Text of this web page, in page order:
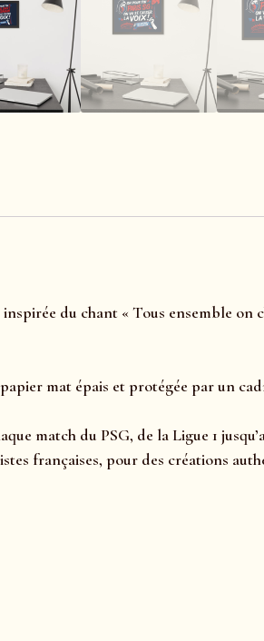
du chant « Tous ensemble on
mat épais et protégée par un
match du PSG, de la Ligue 1
françaises, pour des créations